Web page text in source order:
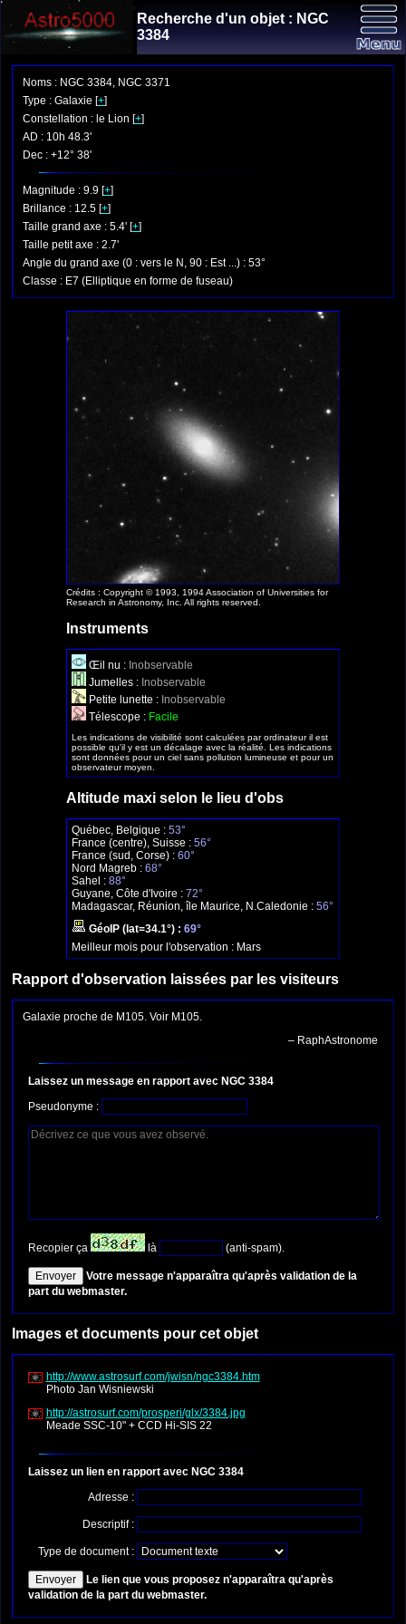
Recherche d'un objet : NGC
3384
Noms : NGC 3384, NGC 3371
Type : Galaxie [+]
Constellation : le Lion [+]
AD : 10h 48.3'
Dec : +12° 38'
Magnitude : 9.9 [+]
Brillance : 12.5 [+]
Taille grand axe : 5.4' [+]
Taille petit axe : 2.7'
Angle du grand axe (0 : vers le N, 90 : Est ...) : 53°
Classe : E7 (Elliptique en forme de fuseau)
Crédits : Copyright © 1993, 1994 Association of Universities for
Research in Astronomy, Inc. All rights reserved.
Instruments
Œil nu : Inobservable
Jumelles : Inobservable
Petite lunette : Inobservable
Télescope : Facile
Les indications de visibilité sont calculées par ordinateur il est
possible qu'il y est un décalage avec la réalité. Les indications
sont données pour un ciel sans pollution lumineuse et pour un
observateur moyen.
Altitude maxi selon le lieu d'obs
Québec, Belgique : 53°
France (centre), Suisse : 56°
France (sud, Corse) : 60°
Nord Magreb : 68°
Sahel : 88°
Guyane, Côte d'Ivoire : 72°
Madagascar, Réunion, île Maurice, N.Caledonie : 56°
GéoIP (lat=34.1°) : 69°
Meilleur mois pour l'observation : Mars
Rapport d'observation laissées par les visiteurs
Galaxie proche de M105. Voir M105.
– RaphAstronome
Laissez un message en rapport avec NGC 3384
Pseudonyme :
Recopier ça là (anti-spam).
Votre message n'apparaîtra qu'après validation de la
part du webmaster.
Images et documents pour cet objet
http://www.astrosurf.com/jwisn/ngc3384.htm
Photo Jan Wisniewski
http://astrosurf.com/prosperi/glx/3384.jpg
Meade SSC-10" + CCD Hi-SIS 22
Laissez un lien en rapport avec NGC 3384
Adresse :
Descriptif :
Type de document :
Le lien que vous proposez n'apparaîtra qu'après
validation de la part du webmaster.